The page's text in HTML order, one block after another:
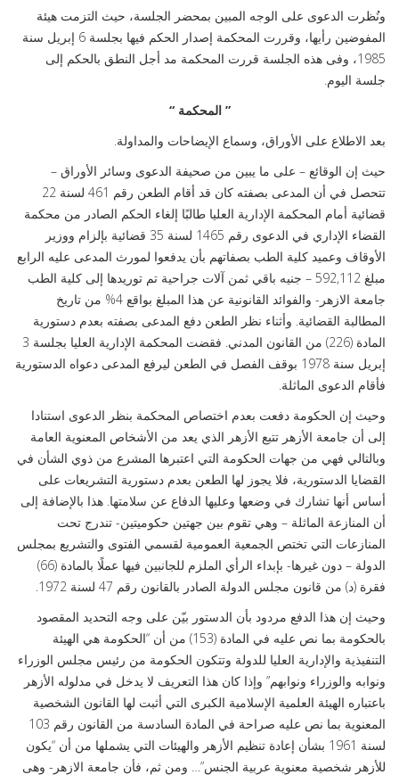
ونُظرت الدعوى على الوجه المبين بمحضر الجلسة، حيث التزمت هيئة
المفوضين رأيها، وقررت المحكمة إصدار الحكم فيها بجلسة 6 إبريل سنة
1985، وفى هذه الجلسة قررت المحكمة مد أجل النطق بالحكم إلى
جلسة اليوم.
” المحكمة “
بعد الاطلاع على الأوراق، وسماع الإيضاحات والمداولة.
حيث إن الوقائع – على ما يبين من صحيفة الدعوى وسائر الأوراق –
تتحصل في أن المدعى بصفته كان قد أقام الطعن رقم 461 لسنة 22
قضائية أمام المحكمة الإدارية العليا طالبًا إلغاء الحكم الصادر من محكمة
القضاء الإداري في الدعوى رقم 1465 لسنة 35 قضائية بإلزام ووزير
الأوقاف وعميد كلية الطب بصفاتهم بأن يدفعوا لمورث المدعى عليه الرابع
مبلغ 592,112 – جنيه باقي ثمن آلات جراحية تم توريدها إلى كلية الطب
جامعة الازهر- والفوائد القانونية عن هذا المبلغ بواقع 4% من تاريخ
المطالبة القضائية. وأثناء نظر الطعن دفع المدعى بصفته بعدم دستورية
المادة (226) من القانون المدني. فقضت المحكمة الإدارية العليا بجلسة 3
إبريل سنة 1978 بوقف الفصل في الطعن ليرفع المدعى دعواه الدستورية
فأقام الدعوى الماثلة.
وحيث إن الحكومة دفعت بعدم اختصاص المحكمة بنظر الدعوى استنادا
إلى أن جامعة الأزهر تتبع الأزهر الذي يعد من الأشخاص المعنوية العامة
وبالتالي فهي من جهات الحكومة التي اعتبرها المشرع من ذوي الشأن في
القضايا الدستورية، فلا يجوز لها الطعن بعدم دستورية التشريعات على
أساس أنها تشارك في وضعها وعليها الدفاع عن سلامتها. هذا بالإضافة إلى
أن المنازعة الماثلة – وهي تقوم بين جهتين حكوميتين- تندرج تحت
المنازعات التي تختص الجمعية العمومية لقسمي الفتوى والتشريع بمجلس
الدولة – دون غيرها- بإبداء الرأي الملزم للجانبين فيها عملًا بالمادة (66)
فقرة (د) من قانون مجلس الدولة الصادر بالقانون رقم 47 لسنة 1972.
وحيث إن هذا الدفع مردود بأن الدستور بيّن على وجه التحديد المقصود
بالحكومة بما نص عليه في المادة (153) من أن “الحكومة هي الهيئة
التنفيذية والإدارية العليا للدولة وتتكون الحكومة من رئيس مجلس الوزراء
ونوابه والوزراء ونوابهم” وإذا كان هذا التعريف لا يدخل في مدلوله الأزهر
باعتباره الهيئة العلمية الإسلامية الكبرى التي أثبت لها القانون الشخصية
المعنوية بما نص عليه صراحة في المادة السادسة من القانون رقم 103
لسنة 1961 بشأن إعادة تنظيم الأزهر والهيئات التي يشملها من أن “يكون
للأزهر شخصية معنوية عربية الجنس”… ومن ثم، فأن جامعة الازهر- وهى